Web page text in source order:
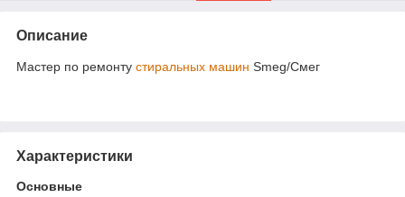
Описание
Мастер по ремонту стиральных машин Smeg/Смег
Характеристики
Основные